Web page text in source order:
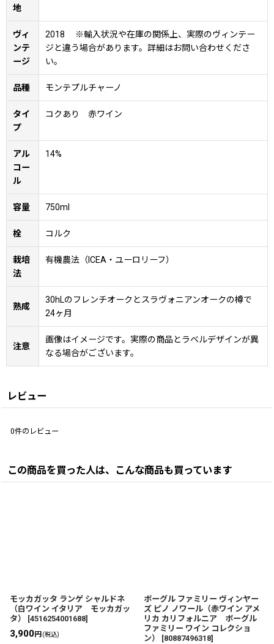
地
ヴィ
ンテ
ージ
2018 ※輸入状況や在庫の関係上、実際のヴィンテー
ジと違う場合があります。詳細はお問い合わせくださ
い。
品種 モンテプルチャーノ
タイ
プ
コクあり 赤ワイン
アル
コー
ル
14%
容量 750ml
栓 コルク
栽培
法
有機農法（ICEA・ユーロリーフ）
熟成
30hLのフレンチオークとスラヴォニアンオークの樽で
24ヶ月
注意
画像はイメージです。実際の商品とラベルデザインが異
なる場合がございます。
レビュー
0件のレビュー
この商品を買った人は、こんな商品も買っています
モッカガッタ ランゲ シャルドネ
（白ワイン イタリア モッカガッ
タ）
[4516254001688]
3,900円 (税込)
ボーグル ファミリー ヴィンヤー
ズ ピノ ノワール（赤ワイン アメ
リカ カリフォルニア ボーグル
ファミリー ワイン コレクショ
ン）
[80887496318]